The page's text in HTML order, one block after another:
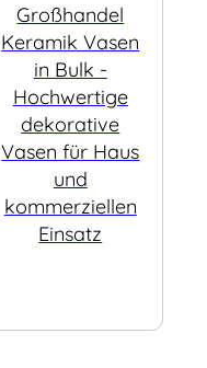
Großhandel
Keramik Vasen
in Bulk -
Hochwertige
dekorative
Vasen für Haus
und
kommerziellen
Einsatz